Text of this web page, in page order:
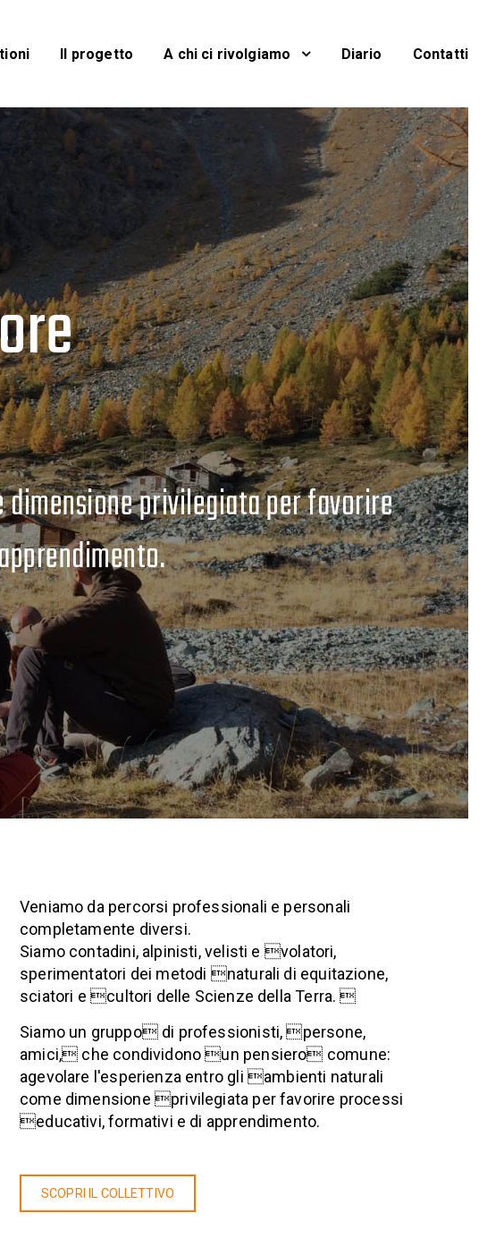
Il progetto A chi ci rivolgiamo Diario Contatti
privilegiata per favorire
Veniamo da percorsi professionali e personali
completamente diversi.
Siamo contadini, alpinisti, velisti e volatori,
sperimentatori dei metodi naturali di equitazione,
sciatori e cultori delle Scienze della Terra. 
Siamo un gruppo di professionisti, persone,
amici, che condividono un pensiero comune:
agevolare l'esperienza entro gli ambienti naturali
come dimensione privilegiata per favorire processi
educativi, formativi e di apprendimento.
SCOPRI IL COLLETTIVO